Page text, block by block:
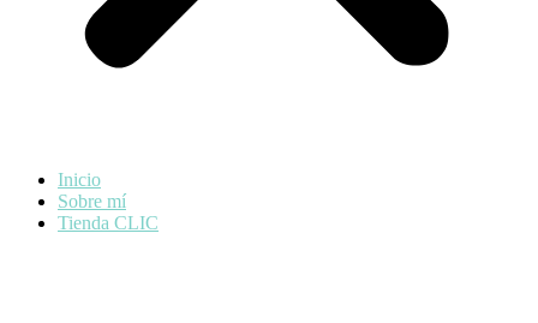
Inicio
Sobre mí
Tienda CLIC